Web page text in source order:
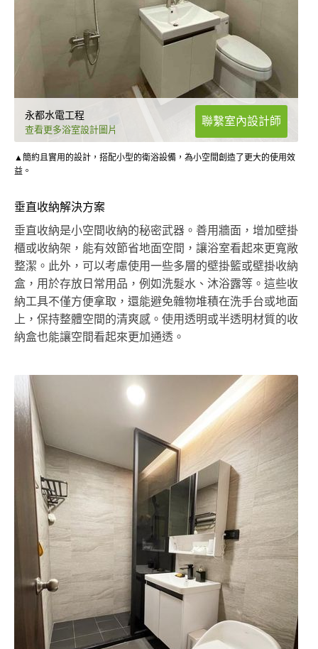
永都水電工程
查看更多浴室設計圖片
聯繫室內設計師
▲簡約且實用的設計，搭配小型的衛浴設備，為小空間創造了更大的使用效
益。
垂直收納解決方案
垂直收納是小空間收納的秘密武器。善用牆面，增加壁掛
櫃或收納架，能有效節省地面空間，讓浴室看起來更寬敞
整潔。此外，可以考慮使用一些多層的壁掛籃或壁掛收納
盒，用於存放日常用品，例如洗髮水、沐浴露等。這些收
納工具不僅方便拿取，還能避免雜物堆積在洗手台或地面
上，保持整體空間的清爽感。使用透明或半透明材質的收
納盒也能讓空間看起來更加通透。